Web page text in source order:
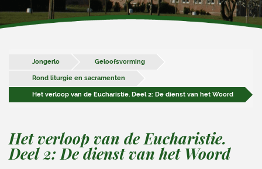
Jongerlo Geloofsvorming
Rond liturgie en sacramenten
Het verloop van de Eucharistie. Deel 2: De dienst van het Woord
Het verloop van de Eucharistie.
Deel 2: De dienst van het Woord